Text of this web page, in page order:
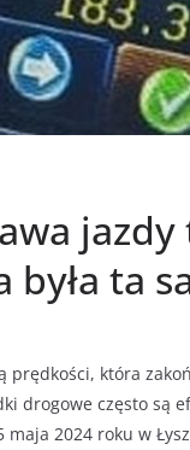
ta
która
drogowe często są
2024 roku w